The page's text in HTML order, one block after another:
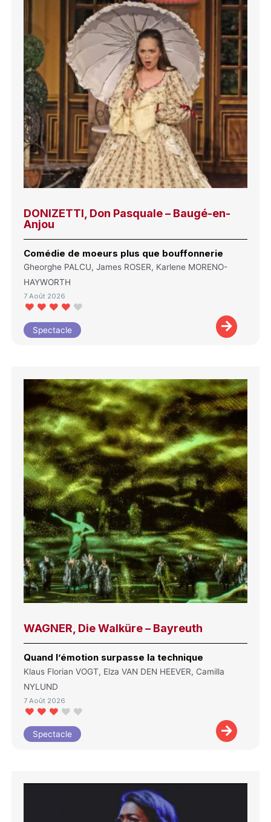
DONIZETTI, Don Pasquale – Baugé-en-
Anjou
Comédie de moeurs plus que bouffonnerie
Gheorghe PALCU, James ROSER, Karlene MORENO-
HAYWORTH
7 Août 2026
Spectacle
WAGNER, Die Walküre – Bayreuth
Quand l’émotion surpasse la technique
Klaus Florian VOGT, Elza VAN DEN HEEVER, Camilla
NYLUND
7 Août 2026
Spectacle